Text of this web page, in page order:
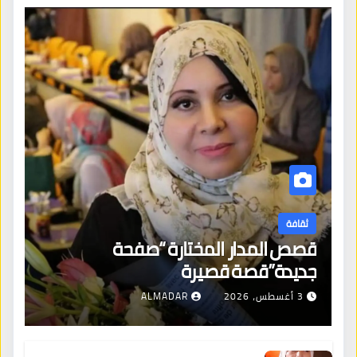
ثقافة
قصص المدار المختارة “صفحة
جديدة”قصة قصيرة
3 أغسطس، 2026 ALMADAR